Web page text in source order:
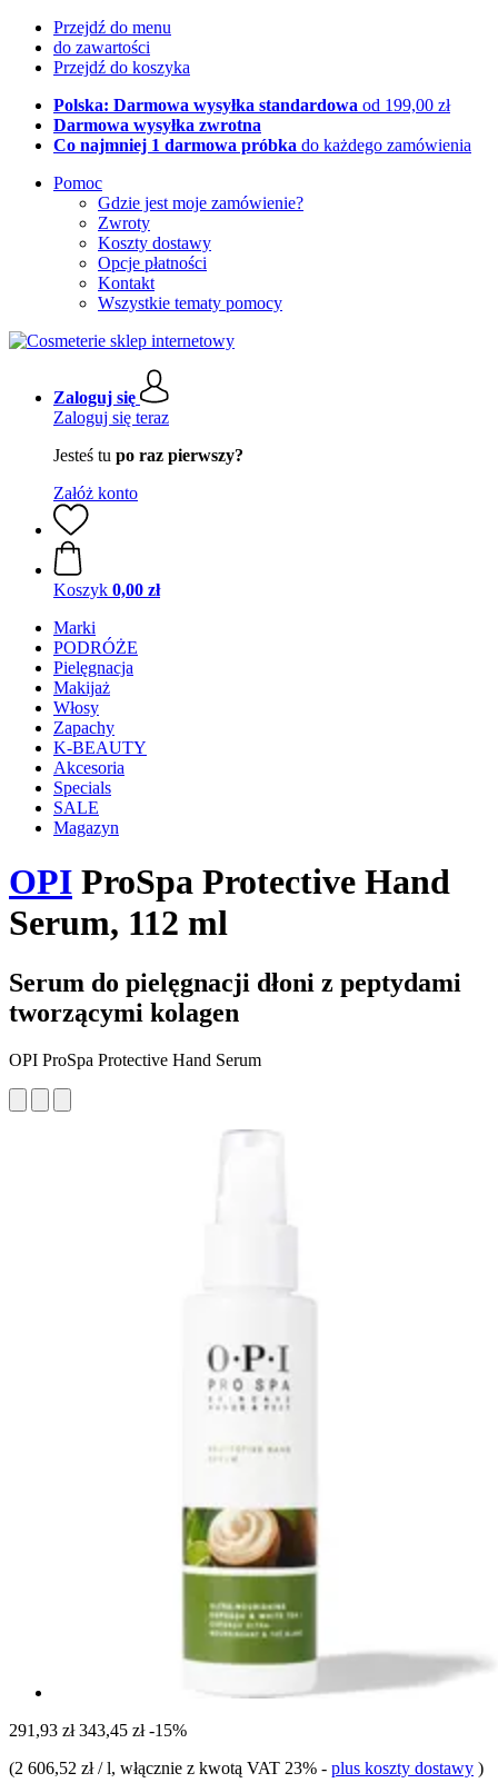
Przejdź do menu
do zawartości
Przejdź do koszyka
Polska: Darmowa wysyłka standardowa od 199,00 zł
Darmowa wysyłka zwrotna
Co najmniej 1 darmowa próbka do każdego zamówienia
Pomoc
Gdzie jest moje zamówienie?
Zwroty
Koszty dostawy
Opcje płatności
Kontakt
Wszystkie tematy pomocy
Zaloguj się
Zaloguj się teraz
Jesteś tu po raz pierwszy?
Załóż konto
Koszyk 0,00 zł
Marki
PODRÓŻE
Pielęgnacja
Makijaż
Włosy
Zapachy
K-BEAUTY
Akcesoria
Specials
SALE
Magazyn
OPI ProSpa Protective Hand
Serum, 112 ml
Serum do pielęgnacji dłoni z peptydami
tworzącymi kolagen
OPI ProSpa Protective Hand Serum
291,93 zł 343,45 zł -15%
(2 606,52 zł / l, włącznie z kwotą VAT 23% - plus koszty dostawy )